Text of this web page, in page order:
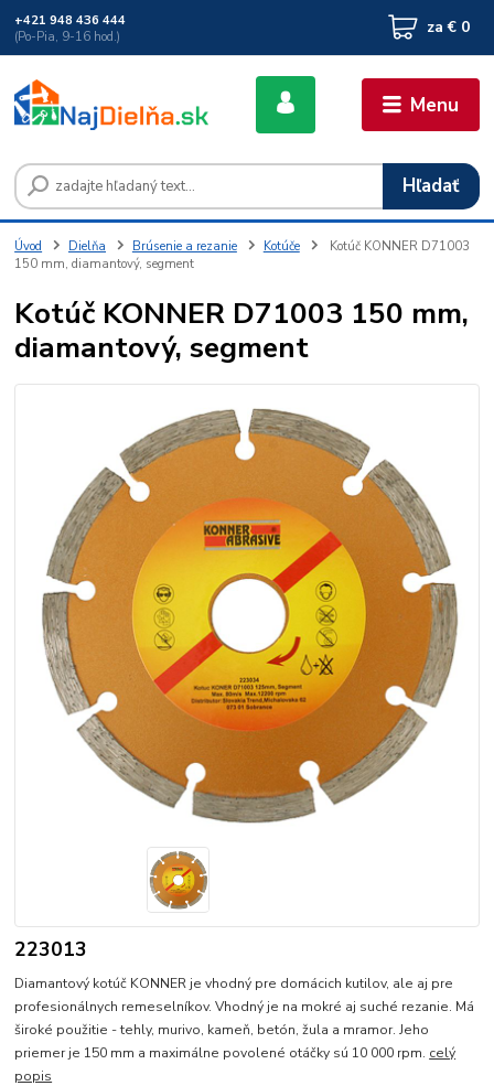
Menu
Hľadať
+421 948 436 444
(Po-Pia, 9-16 hod.)
za € 0
Úvod Dielňa Brúsenie a rezanie Kotúče
Kotúč KONNER D71003
150 mm, diamantový, segment
Kotúč KONNER D71003 150 mm,
diamantový, segment
223013
Diamantový kotúč KONNER je vhodný pre domácich kutilov, ale aj pre
profesionálnych remeselníkov. Vhodný je na mokré aj suché rezanie. Má
široké použitie - tehly, murivo, kameň, betón, žula a mramor. Jeho
priemer je 150 mm a maximálne povolené otáčky sú 10 000 rpm. celý
popis